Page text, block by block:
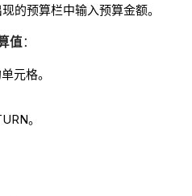
的预算栏中输入预算金额。
值：
元格。
。